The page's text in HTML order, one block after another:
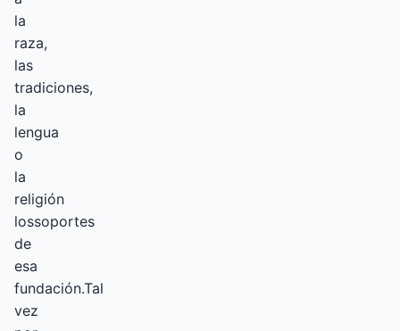
la
raza,
las
tradiciones,
la
lengua
o
la
religión
lossoportes
de
esa
fundación.Tal
vez